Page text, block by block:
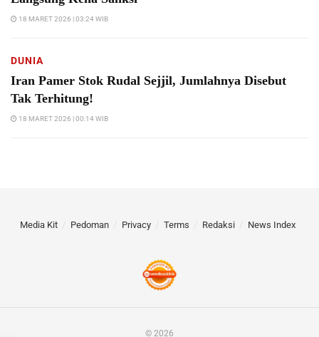
18 MARET 2026 | 03:24 WIB
DUNIA
Iran Pamer Stok Rudal Sejjil, Jumlahnya Disebut
Tak Terhitung!
18 MARET 2026 | 00:14 WIB
Media Kit Pedoman Privacy Terms Redaksi News Index
© 2026